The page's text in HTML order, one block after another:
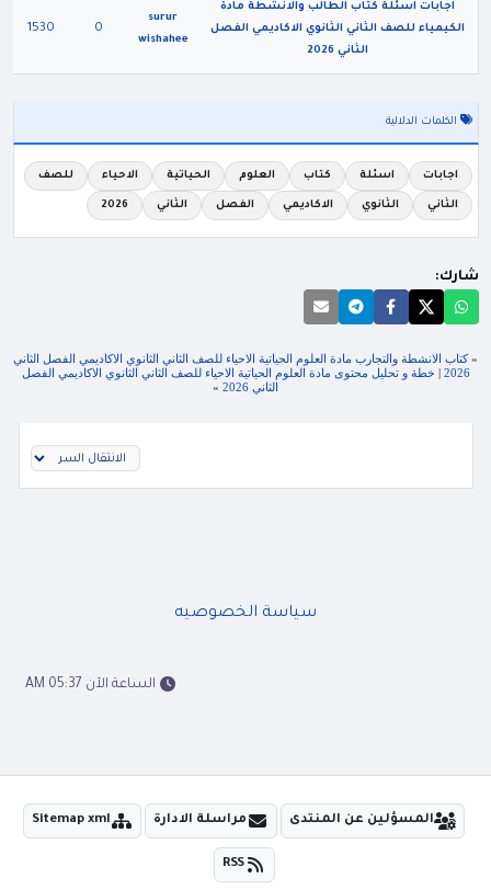
اجابات اسئلة كتاب الطالب والانشطة مادة
الكيمياء للصف الثاني الثانوي الاكاديمي الفصل
الثاني 2026
surur
wishahee
0
1530
الكلمات الدلالية
اجابات اسئلة كتاب العلوم الحياتية الاحياء للصف
الثاني الثانوي الاكاديمي الفصل الثاني 2026
شارك:
«كتاب الانشطة والتجارب مادة العلوم الحياتية الاحياء للصف الثاني الثانوي الاكاديمي الفصل الثاني
2026
| خطة و تحليل محتوى مادة العلوم الحياتية الاحياء للصف الثاني الثانوي الاكاديمي الفصل
الثاني 2026
»
سياسة الخصوصيه
الساعة الآن 05:37 AM
المسؤلين عن المنتدى مراسلة الادارة Sitemap xml
RSS